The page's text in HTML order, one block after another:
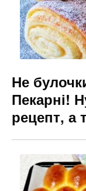
Не
Пекарні!
рецепт, а